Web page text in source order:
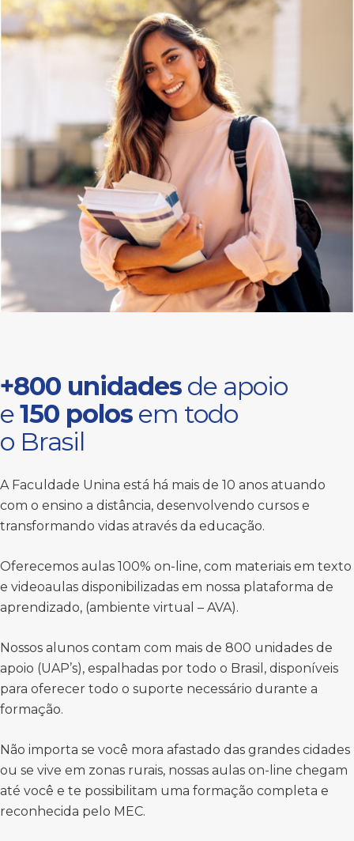
+800 unidades de apoio
e150 polos em todo
o Brasil
A Faculdade Unina está há mais de 10 anos atuando
com o ensino a distância, desenvolvendo cursos e
transformando vidas através da educação.
Oferecemos aulas 100% on-line, com materiais em texto
e videoaulas disponibilizadas em nossa plataforma de
aprendizado, (ambiente virtual – AVA).
Nossos alunos contam com mais de 800 unidades de
apoio (UAP’s), espalhadas por todo o Brasil, disponíveis
para oferecer todo o suporte necessário durante a
formação.
Não importa se você mora afastado das grandes cidades
ou se vive em zonas rurais, nossas aulas on-line chegam
até você e te possibilitam uma formação completa e
reconhecida pelo MEC.